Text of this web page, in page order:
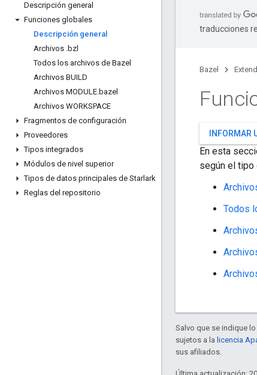
Descripción general
Funciones globales
Descripción general
Archivos .bzl
Todos los archivos de Bazel
Archivos BUILD
Archivos MODULE.bazel
Archivos WORKSPACE
Fragmentos de configuración
Proveedores
Tipos integrados
Módulos de nivel superior
Tipos de datos principales de Starlark
Reglas del repositorio
traducciones
Bazel
INFORMAR
En esta
según el tipo
Todos
Salvo que se indique
sujetos a la licencia
sus afiliados.